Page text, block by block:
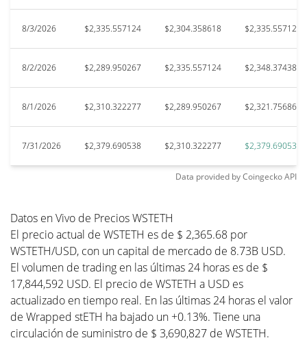
8/3/2026 $2,335.557124 $2,304.358618 $2,335.557124
8/2/2026 $2,289.950267 $2,335.557124 $2,348.374387
8/1/2026 $2,310.322277 $2,289.950267 $2,321.756869
7/31/2026 $2,379.690538 $2,310.322277 $2,379.690538
Data provided byCoingeckoAPI
Datos en Vivo de Precios WSTETH
El precio actual de WSTETH es de $ 2,365.68 por
WSTETH/USD, con un capital de mercado de 8.73B USD.
El volumen de trading en las últimas 24 horas es de $
17,844,592 USD. El precio de WSTETH a USD es
actualizado en tiempo real. En las últimas 24 horas el valor
de Wrapped stETH ha bajado un +0.13%. Tiene una
circulación de suministro de $ 3,690,827 de WSTETH.